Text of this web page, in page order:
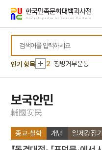
바로가기
바로가기
인기 항목
10 유혁연 옥사
1 금성대군
2 징병거부운동
3 하서출판사
4
5
세조
보국안민
輔國安民
종교·철학 개념 일제강점기